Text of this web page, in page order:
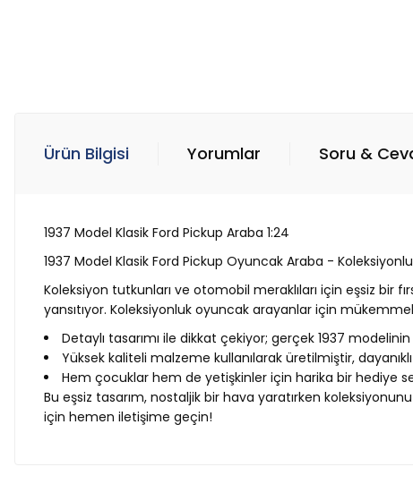
Ürün Bilgisi Yorumlar Soru &
1937 Model Klasik Ford Pickup Araba 1:24
1937 Model Klasik Ford Pickup Oyuncak Araba -
Koleksiyon tutkunları ve otomobil meraklıları için eşsiz bir
yansıtıyor. Koleksiyonluk oyuncak arayanlar için
Detaylı tasarımı ile dikkat çekiyor; gerçek 1937 modelinin
Yüksek kaliteli malzeme kullanılarak üretilmiştir,
Hem çocuklar hem de yetişkinler için harika bir hediye
Bu eşsiz tasarım, nostaljik bir hava yaratırken
için hemen iletişime geçin!